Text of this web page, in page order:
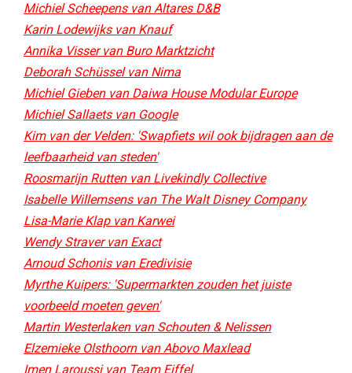
Michiel Scheepens van Altares D&B
Karin Lodewijks van Knauf
Annika Visser van Buro Marktzicht
Deborah Schüssel van Nima
Michiel Gieben van Daiwa House Modular Europe
Michiel Sallaets van Google
Kim van der Velden: 'Swapfiets wil ook bijdragen aan de
leefbaarheid van steden'
Roosmarijn Rutten van Livekindly Collective
Isabelle Willemsens van The Walt Disney Company
Lisa-Marie Klap van Karwei
Wendy Straver van Exact
Arnoud Schonis van Eredivisie
Myrthe Kuipers: 'Supermarkten zouden het juiste
voorbeeld moeten geven'
Martin Westerlaken van Schouten & Nelissen
Elzemieke Olsthoorn van Abovo Maxlead
Imen Laroussi van Team Eiffel